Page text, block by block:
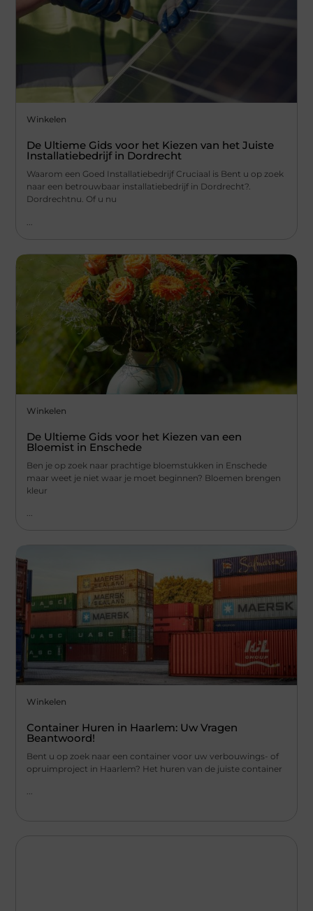
Winkelen
De Ultieme Gids voor het Kiezen van het Juiste
Installatiebedrijf in Dordrecht
Waarom een Goed Installatiebedrijf Cruciaal is Bent u op zoek
naar een betrouwbaar installatiebedrijf in Dordrecht?.
Dordrechtnu. Of u nu
Winkelen
De Ultieme Gids voor het Kiezen van een
Bloemist in Enschede
Ben je op zoek naar prachtige bloemstukken in Enschede
maar weet je niet waar je moet beginnen? Bloemen brengen
kleur
...
Winkelen
Container Huren in Haarlem: Uw Vragen
Beantwoord!
Bent u op zoek naar een container voor uw verbouwings- of
opruimproject in Haarlem? Het huren van de juiste container
...